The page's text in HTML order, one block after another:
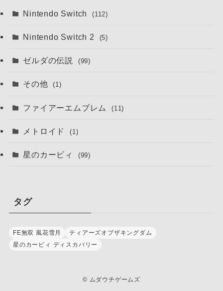
Nintendo Switch (112)
Nintendo Switch 2 (5)
ゼルダの伝説 (99)
その他 (1)
ファイアーエムブレム (11)
メトロイド (1)
星のカービィ (99)
タグ
FE無双 風花雪月
ティアーズオブザキングダム
星のカービィ ディスカバリー
© ムダウチゲームズ